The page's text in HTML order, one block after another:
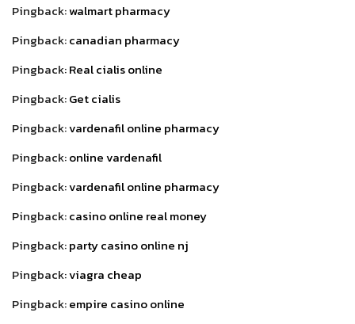
Pingback:walmart pharmacy
Pingback:canadian pharmacy
Pingback:Real cialis online
Pingback:Get cialis
Pingback:vardenafil online pharmacy
Pingback:online vardenafil
Pingback:vardenafil online pharmacy
Pingback:casino online real money
Pingback:party casino online nj
Pingback:viagra cheap
Pingback:empire casino online